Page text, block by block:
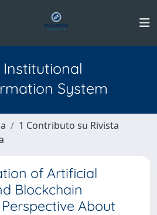
Institutional
System
1 Contributo su Rivista
of Artificial
Blockchain
About